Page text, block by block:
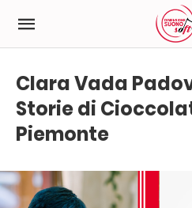
Clara Vada
Storie di
Piemonte